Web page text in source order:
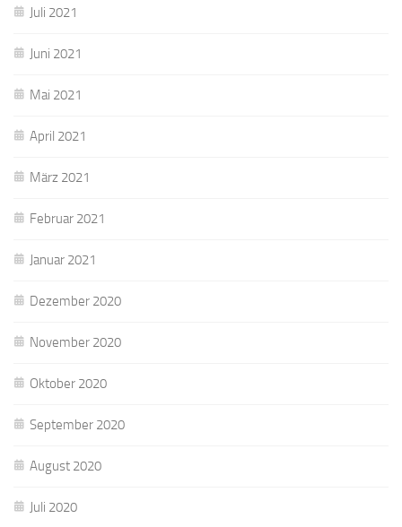
Juli 2021
Juni 2021
Mai 2021
April 2021
März 2021
Februar 2021
Januar 2021
Dezember 2020
November 2020
Oktober 2020
September 2020
August 2020
Juli 2020